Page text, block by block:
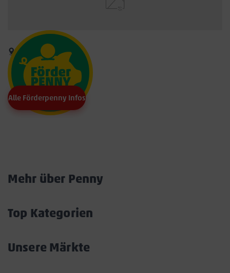
Alle Förderpenny Infos
Mehr über Penny
Top Kategorien
Unsere Märkte